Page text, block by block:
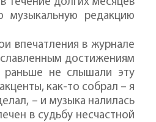
музыкальную редакцию
впечатления в журнале
достижениям
раньше не слышали эту
как-то собрал – я
– и музыка налилась
в судьбу несчастной